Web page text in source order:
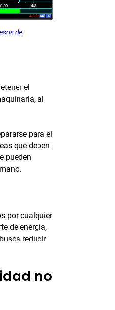
de
el
al
para el
que deben
pueden
por cualquier
de energía,
reducir
no